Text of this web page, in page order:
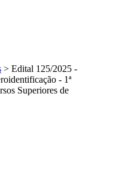
> Edital 125/2025 -
- 1ª
Superiores de